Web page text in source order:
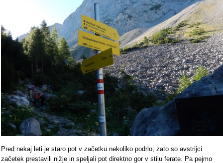
Pred nekaj leti je staro pot v začetku nekoliko podrlo, zato so avstrijci
začetek prestavili nižje in speljali pot direktno gor v stilu ferate. Pa pejmo